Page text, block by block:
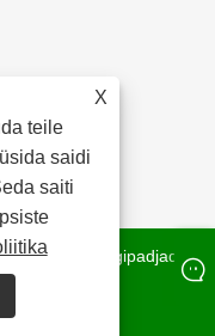
X
teile
saidi
saiti
Co. Ltd. – korgipadjad,